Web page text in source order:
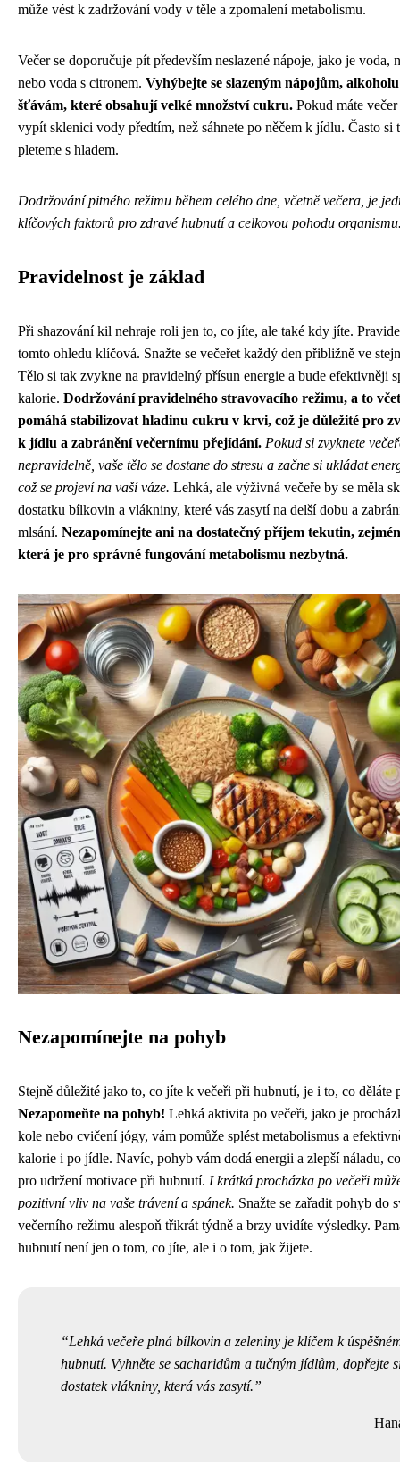
může vést k zadržování vody v těle a zpomalení metabolismu.
Večer se doporučuje pít především neslazené nápoje, jako je voda,
nebo voda s citronem. Vyhýbejte se slazeným nápojům,
šťávám, které obsahují velké množství cukru. Pokud máte
vypít sklenici vody předtím, než sáhnete po něčem k jídlu. Často si
pleteme s hladem.
Dodržování pitného režimu během celého dne, včetně večera, je
klíčových faktorů pro zdravé hubnutí a celkovou pohodu
Pravidelnost je základ
Při shazování kil nehraje roli jen to, co jíte, ale také kdy jíte.
tomto ohledu klíčová. Snažte se večeřet každý den přibližně ve
Tělo si tak zvykne na pravidelný přísun energie a bude efektivněji
kalorie. Dodržování pravidelného stravovacího režimu, a to
pomáhá stabilizovat hladinu cukru v krvi, což je důležité pro
k jídlu a zabránění večernímu přejídání. Pokud si zvyknete
nepravidelně, vaše tělo se dostane do stresu a začne si ukládat
což se projeví na vaší váze. Lehká, ale výživná večeře by se měla
dostatku bílkovin a vlákniny, které vás zasytí na delší dobu a
mlsání. Nezapomínejte ani na dostatečný příjem tekutin,
která je pro správné fungování metabolismu nezbytná.
Nezapomínejte na pohyb
Stejně důležité jako to, co jíte k večeři při hubnutí, je i to, co děláte
Nezapomeňte na pohyb! Lehká aktivita po večeři, jako je
kole nebo cvičení jógy, vám pomůže splést metabolismus a
kalorie i po jídle. Navíc, pohyb vám dodá energii a zlepší náladu,
pro udržení motivace při hubnutí. I krátká procházka po večeři
pozitivní vliv na vaše trávení a spánek. Snažte se zařadit pohyb do
večerního režimu alespoň třikrát týdně a brzy uvidíte výsledky.
hubnutí není jen o tom, co jíte, ale i o tom, jak žijete.
Lehká večeře plná bílkovin a zeleniny je klíčem k
hubnutí. Vyhněte se sacharidům a tučným jídlům, dopřejte
dostatek vlákniny, která vás zasytí.